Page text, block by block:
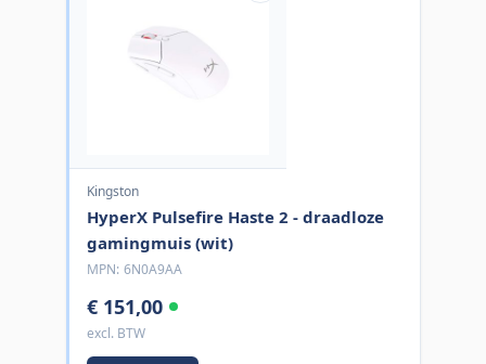
Kingston
HyperX Pulsefire Haste 2 - draadloze
gamingmuis (wit)
MPN: 6N0A9AA
€ 151,00
excl. BTW